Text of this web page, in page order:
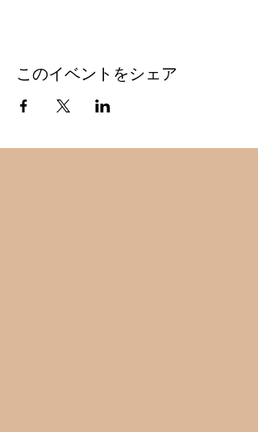
このイベントをシェア